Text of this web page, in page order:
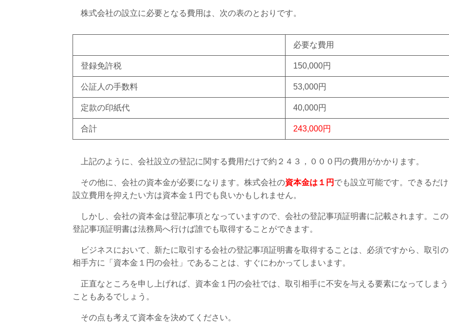
株式会社の設立に必要となる費用は、次の表のとおりです。
必要な費用
登録免許税 150,000円
公証人の手数料 53,000円
定款の印紙代 40,000円
合計 243,000円
上記のように、会社設立の登記に関する費用だけで約２４３，０００円の費用がかかります。
その他に、会社の資本金が必要になります。株式会社の資本金は１円 でも設立可能です。できるだけ
設立費用を抑えたい方は資本金１円でも良いかもしれません。
しかし、会社の資本金は登記事項となっていますので、会社の登記事項証明書に記載されます。この
登記事項証明書は法務局へ行けば誰でも取得することができます。
ビジネスにおいて、新たに取引する会社の登記事項証明書を取得することは、必須ですから、取引の
相手方に「資本金１円の会社」であることは、すぐにわかってしまいます。
正直なところを申し上げれば、資本金１円の会社では、取引相手に不安を与える要素になってしまう
こともあるでしょう。
その点も考えて資本金を決めてください。